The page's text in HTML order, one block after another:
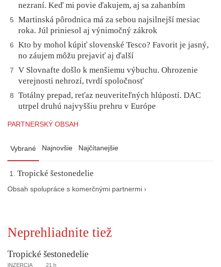
nezraní. Keď mi povie ďakujem, aj sa zahanbím
5
Martinská pôrodnica má za sebou najsilnejší mesiac
roka. Júl priniesol aj výnimočný zákrok
6
Kto by mohol kúpiť slovenské Tesco? Favorit je jasný,
no záujem môžu prejaviť aj ďalší
7
V Slovnafte došlo k menšiemu výbuchu. Ohrozenie
verejnosti nehrozí, tvrdí spoločnosť
8
Totálny prepad, reťaz neuveriteľných hlúpostí. DAC
utrpel druhú najvyššiu prehru v Európe
PARTNERSKÝ OBSAH
Vybrané Najnovšie Najčítanejšie
Tropické šestonedelie
Obsah spolupráce s komerčnými partnermi ›
Neprehliadnite tiež
Tropické šestonedelie
INZERCIA 21 h